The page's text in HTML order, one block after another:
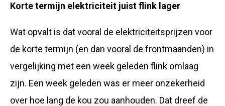
Korte termijn elektriciteit juist flink lager
Wat opvalt is dat vooral de elektriciteitsprijzen voor
de korte termijn (en dan vooral de frontmaanden) in
vergelijking met een week geleden flink omlaag
zijn. Een week geleden was er meer onzekerheid
over hoe lang de kou zou aanhouden. Dat dreef de